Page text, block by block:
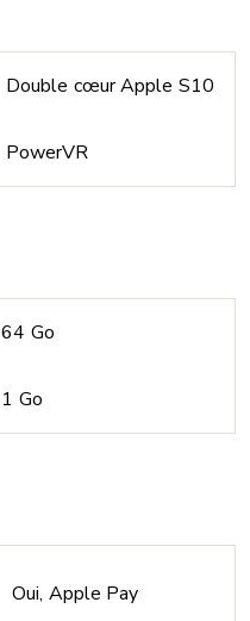
Double cœur Apple S10
PowerVR
64 Go
1 Go
Oui, Apple Pay